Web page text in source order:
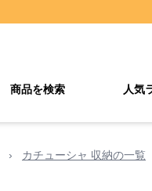
商品を検索 人気
› カチューシャ 収納の一覧